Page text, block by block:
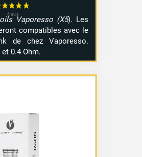
Vaporesso (X5). Les
compatibles avec le
de chez Vaporesso.
0.4 Ohm.